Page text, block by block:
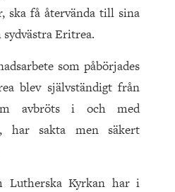
ska få återvända till sina
Eritrea.
som påbörjades
blev självständigt från
avbröts i och med
har sakta men säkert
Lutherska Kyrkan har i